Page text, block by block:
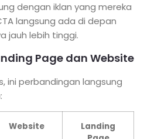
dengan iklan yang mereka
langsung ada di depan
jauh lebih tinggi.
Page dan Website
ini perbandingan langsung
Website
Landing